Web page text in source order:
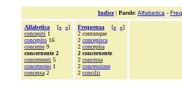
Indice| Parole: Alfabetica -
Alfabetica [« »]
concepiti 1
concepito 16
concerne 9
concernente 2
concernenti 5
concernono 1
concessa 2
Frequenza [« »]
2 comunque
2 concepisca
2 concepita
2 concernente
2 concessa
2 concessione
2 concilii